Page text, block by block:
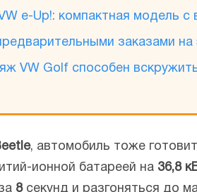
e-Up!: компактная модель
заказами на
VW Golf способен
, автомобиль тоже
ионной батареей на 36,8
8секунд и разгоняться до